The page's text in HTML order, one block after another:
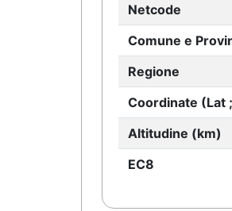
Netcode
Comune e
Regione
Coordinate (Lat
Altitudine (km)
EC8